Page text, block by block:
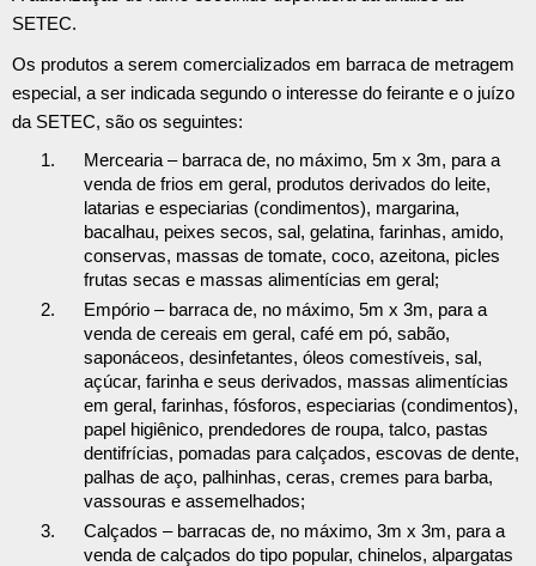
SETEC.
Os produtos a serem comercializados em barraca de metragem
especial, a ser indicada segundo o interesse do feirante e o juízo
da SETEC, são os seguintes:
Mercearia – barraca de, no máximo, 5m x 3m, para a
venda de frios em geral, produtos derivados do leite,
latarias e especiarias (condimentos), margarina,
bacalhau, peixes secos, sal, gelatina, farinhas, amido,
conservas, massas de tomate, coco, azeitona, picles
frutas secas e massas alimentícias em geral;
Empório – barraca de, no máximo, 5m x 3m, para a
venda de cereais em geral, café em pó, sabão,
saponáceos, desinfetantes, óleos comestíveis, sal,
açúcar, farinha e seus derivados, massas alimentícias
em geral, farinhas, fósforos, especiarias (condimentos),
papel higiênico, prendedores de roupa, talco, pastas
dentifrícias, pomadas para calçados, escovas de dente,
palhas de aço, palhinhas, ceras, cremes para barba,
vassouras e assemelhados;
Calçados – barracas de, no máximo, 3m x 3m, para a
venda de calçados do tipo popular, chinelos, alpargatas